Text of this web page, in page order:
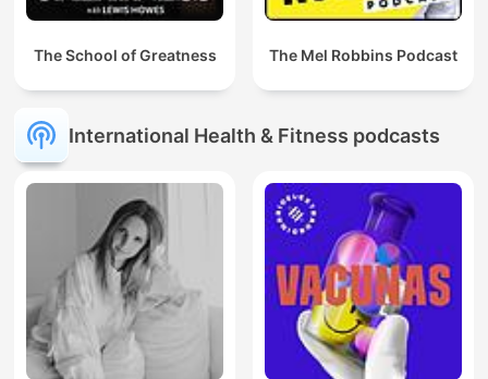
The School of Greatness The Mel Robbins Podcast
International Health & Fitness podcasts